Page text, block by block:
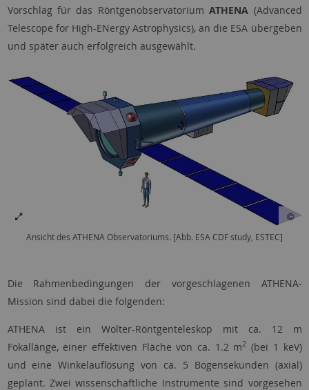
Vorschlag für das RöntgenobservatoriumATHENA (Advanced
Telescope for High-ENergy Astrophysics), an die ESA übergeben
und später auch erfolgreich ausgewählt.
Ansicht des ATHENA Observatoriums. [Abb. ESA CDF study, ESTEC]
Die Rahmenbedingungen der vorgeschlagenen ATHENA-
Mission sind dabei die folgenden:
ATHENA ist ein Wolter-Röntgenteleskop mit ca. 12 m
Fokallänge, einer effektiven Fläche von ca. 1.2 m2 (bei 1 keV)
und eine Winkelauflösung von ca. 5 Bogensekunden (axial)
geplant. Zwei wissenschaftliche Instrumente sind vorgesehen